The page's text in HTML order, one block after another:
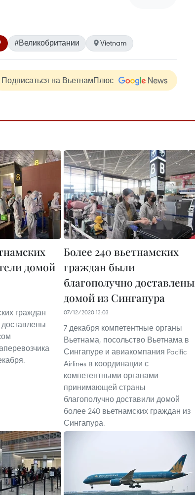
#Великобритании Vietnam
Подписаться на ВьетнамПлюс
домой
граждан
Более 240 вьетнамских
граждан были
благополучно доставлены
домой из Сингапура
07/12/2020 13:03
7 декабря компетентные органы
Вьетнама, посольство Вьетнама в
Сингапуре и авиакомпания Pacific
Airlines в координации с
компетентными органами
принимающей страны
благополучно доставили домой
более 240 вьетнамских граждан из
Сингапура.